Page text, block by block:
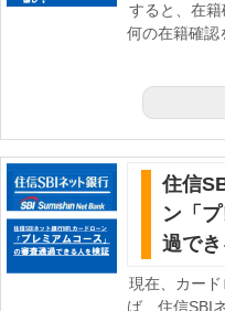
すると、在籍
何の在籍確認
住信
ン「
過で
現在、カード
ば、住信SBI